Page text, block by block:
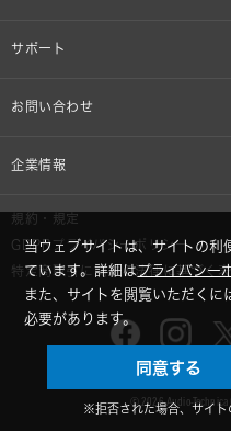
車載製品
部品/付属品
設備音響機器
半導体レーザー応用製品
サポート
個人向け製品サポート
お問い合わせ
その他、メディア 取材関連等のお
企業情報
株式会社オーディオテクニカ
採用情報
GLOBAL-オーディオテクニカ
audio-technica MIMIO
AUTEC - 食品加工機器
規約・規定
GDPRプライバシーポリシー
特定商取引に関する法律に基づく
© 2026 Audio-Technica
当ウェブサイトは、サイトの利
ています。詳細はプライバシー
また、サイトを閲覧いただくに
必要があります。
同意する
※拒否された場合、サイト